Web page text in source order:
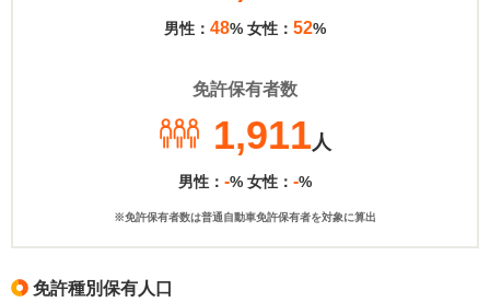
男性： 48% 女性： 52%
免許保有者数
1,911人
男性： -% 女性： -%
※免許保有者数は普通自動車免許保有者を対象に算出
免許種別保有人口